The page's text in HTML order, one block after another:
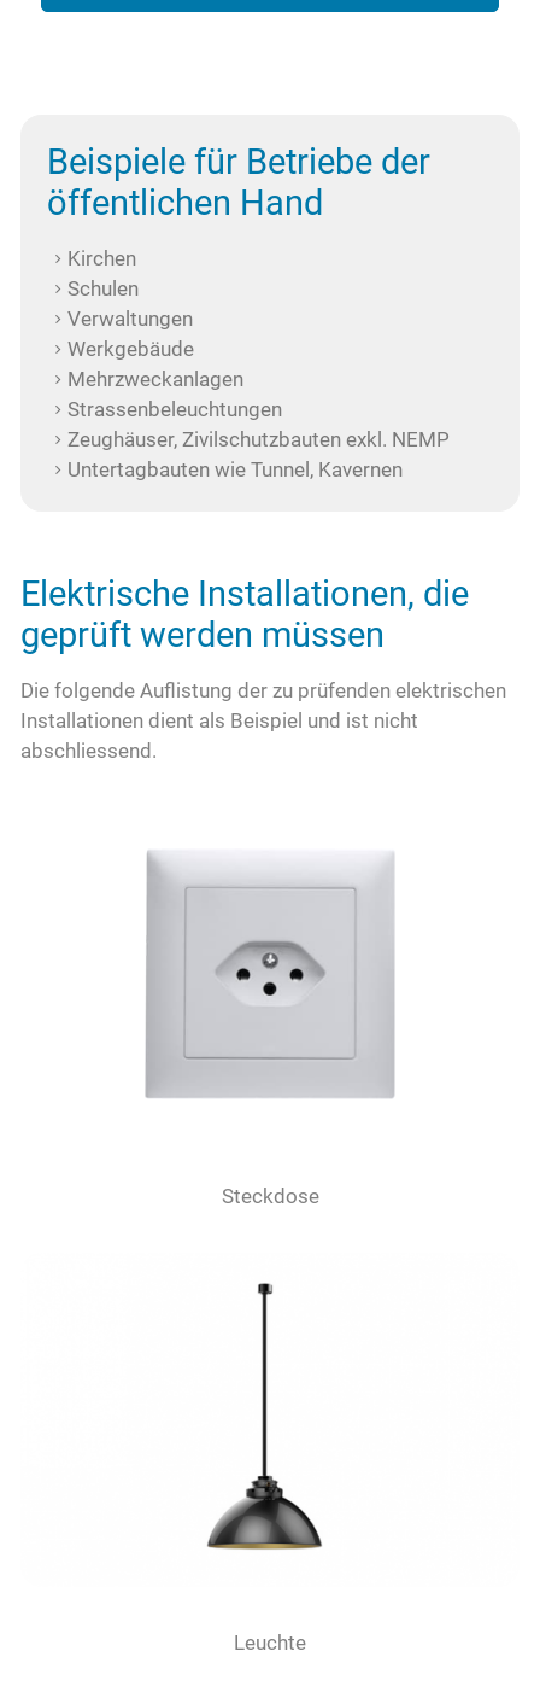
Beispiele für Betriebe der
öffentlichen Hand
Kirchen
Schulen
Verwaltungen
Werkgebäude
Mehrzweckanlagen
Strassenbeleuchtungen
Zeughäuser, Zivilschutzbauten exkl. NEMP
Untertagbauten wie Tunnel, Kavernen
Elektrische Installationen, die
geprüft werden müssen
Die folgende Auflistung der zu prüfenden elektrischen
Installationen dient als Beispiel und ist nicht
abschliessend.
Steckdose
Leuchte